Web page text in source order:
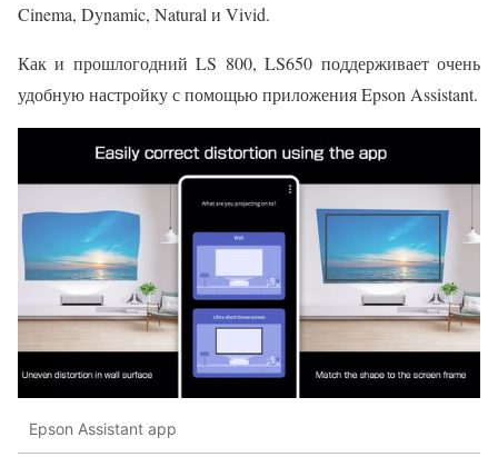
Cinema, Dynamic, Natural и Vivid.
Как и прошлогодний LS 800, LS650 поддерживает очень
удобную настройку с помощью приложения Epson Assistant.
Epson Assistant app